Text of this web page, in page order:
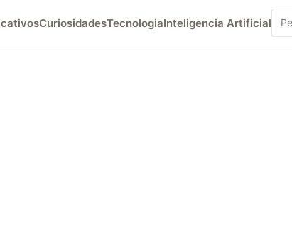
CuriosidadesTecnologiaInteligencia Artificial